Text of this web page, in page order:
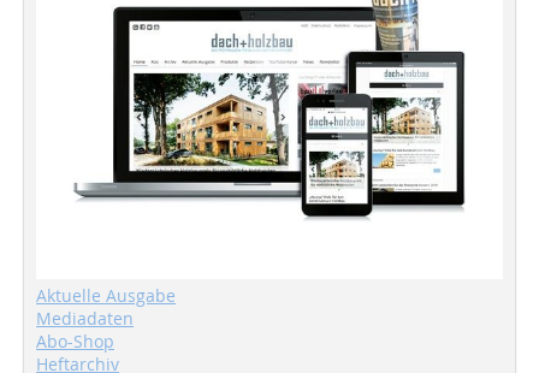
Aktuelle Ausgabe
Mediadaten
Abo-Shop
Heftarchiv